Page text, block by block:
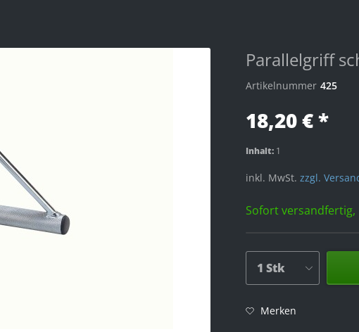
Parallelgriff
Artikelnummer 425
18,20 € *
Inhalt: 1
inkl. MwSt. zzgl.
Sofort versandfertig,
Merken